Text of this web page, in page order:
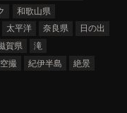
和歌山県
太平洋 奈良県
日の出
賀県
滝
空撮 紀伊半島
絶景